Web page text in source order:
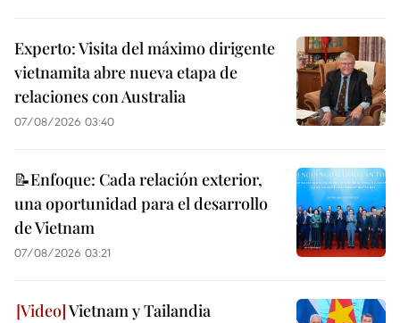
Experto: Visita del máximo dirigente
vietnamita abre nueva etapa de
relaciones con Australia
07/08/2026 03:40
📝Enfoque: Cada relación exterior,
una oportunidad para el desarrollo
de Vietnam
07/08/2026 03:21
Vietnam y Tailandia